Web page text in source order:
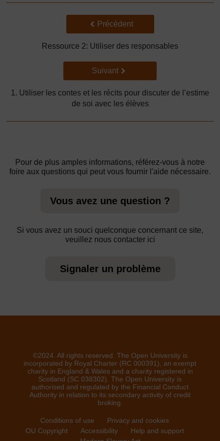
Précédent
Précédent
Ressource 2: Utiliser des responsables
Suivant
Suivant
1. Utiliser les contes et les récits pour discuter de l’estime
de soi avec les élèves
Pour de plus amples informations, référez-vous à notre
foire aux questions qui peut vous fournir l'aide nécessaire.
Vous avez une question ?
Si vous avez un souci quelconque concernant ce site,
veuillez nous contacter ici
Signaler un problème
©2024. All rights reserved. The Open University is
incorporated by Royal Charter (RC 000391), an exempt
charity in England & Wales and a charity registered in
Scotland (SC 038302). The Open University is
authorised and regulated by the Financial Conduct
Authority in relation to its secondary activity of credit
broking.
Conditions of use
Privacy and cookies
OU Copyright
Accessibility
Help and support